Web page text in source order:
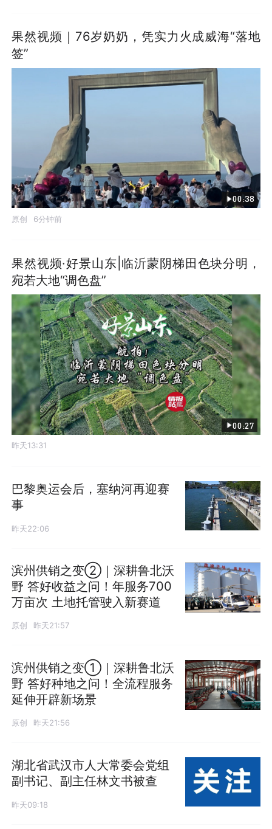
果然视频｜76岁奶奶，凭实力火成威海“落地
签”
00:38
原创 6分钟前
果然视频·好景山东|临沂蒙阴梯田色块分明，
宛若大地“调色盘”
00:27
昨天13:31
巴黎奥运会后，塞纳河再迎赛
事
昨天22:06
滨州供销之变②｜深耕鲁北沃
野 答好收益之问！年服务700
万亩次 土地托管驶入新赛道
原创 昨天21:57
滨州供销之变①｜深耕鲁北沃
野 答好种地之问！全流程服务
延伸开辟新场景
原创 昨天21:56
湖北省武汉市人大常委会党组
副书记、副主任林文书被查
昨天09:18